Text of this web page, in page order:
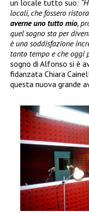
un locale tutto suo:
locali, che fossero
averne uno tutto mio,
quel sogno sta per
è una soddisfazione
tanto tempo e che oggi
sogno di Alfonso si è
fidanzata Chiara
questa nuova grande